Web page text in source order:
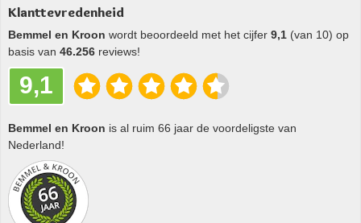
Klanttevredenheid
Bemmel en Kroon wordt beoordeeld met het cijfer 9,1 (van 10) op
basis van 46.256 reviews!
9,1
Bemmel en Kroon is al ruim 66 jaar de voordeligste van
Nederland!